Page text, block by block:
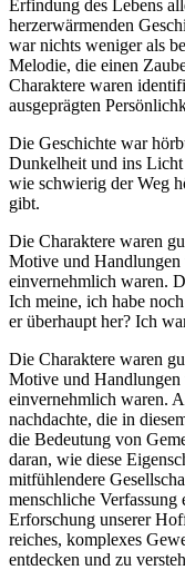
Erfindung des Lebens
herzerwärmenden
war nichts weniger als
Melodie, die einen
Charaktere waren
ausgeprägten
Die Geschichte war
Dunkelheit und ins Licht
wie schwierig der Weg
gibt.
Die Charaktere waren
Motive und Handlungen
einvernehmlich waren.
Ich meine, ich habe
er überhaupt her? Ich
Die Charaktere waren
Motive und Handlungen
einvernehmlich waren.
nachdachte, die in
die Bedeutung von
daran, wie diese
mitfühlendere
menschliche Verfassung
Erforschung unserer
reiches, komplexes
entdecken und zu